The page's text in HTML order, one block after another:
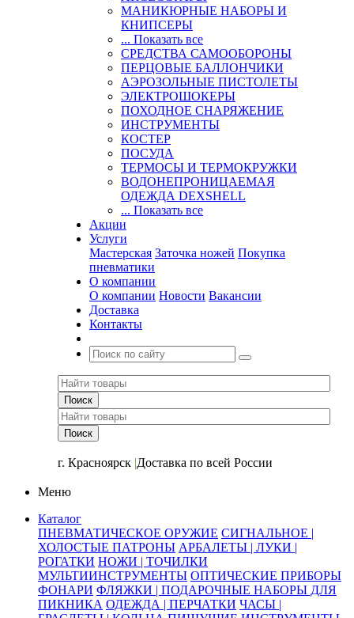
МАНИКЮРНЫЕ НАБОРЫ И
КНИПСЕРЫ
... Показать все
СРЕДСТВА САМООБОРОНЫ
ПЕРЦОВЫЕ БАЛЛОНЧИКИ
АЭРОЗОЛЬНЫЕ ПИСТОЛЕТЫ
ЭЛЕКТРОШОКЕРЫ
ПОХОДНОЕ СНАРЯЖЕНИЕ
ИНСТРУМЕНТЫ
КОСТЕР
ПОСУДА
ТЕРМОСЫ И ТЕРМОКРУЖКИ
ВОДОНЕПРОНИЦАЕМАЯ
ОДЕЖДА DEXSHELL
... Показать все
Акции
Услуги
Мастерская Заточка ножей Покупка
пневматики
О компании
О компании Новости Вакансии
Доставка
Контакты
г. Красноярск |Доставка по всей России
Меню
Каталог
ПНЕВМАТИЧЕСКОЕ ОРУЖИЕ СИГНАЛЬНОЕ |
ХОЛОСТЫЕ ПАТРОНЫ АРБАЛЕТЫ | ЛУКИ |
РОГАТКИ НОЖИ | ТОЧИЛКИ
МУЛЬТИИНСТРУМЕНТЫ ОПТИЧЕСКИЕ ПРИБОРЫ
ФОНАРИ ФЛЯЖКИ | ПОДАРОЧНЫЕ НАБОРЫ ДЛЯ
ПИКНИКА ОДЕЖДА | ПЕРЧАТКИ ЧАСЫ |